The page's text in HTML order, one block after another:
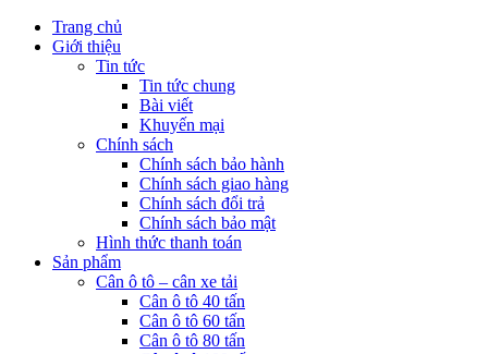
Trang chủ
Giới thiệu
Tin tức
Tin tức chung
Bài viết
Khuyến mại
Chính sách
Chính sách bảo hành
Chính sách giao hàng
Chính sách đổi trả
Chính sách bảo mật
Hình thức thanh toán
Sản phẩm
Cân ô tô – cân xe tải
Cân ô tô 40 tấn
Cân ô tô 60 tấn
Cân ô tô 80 tấn